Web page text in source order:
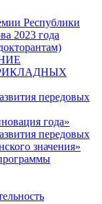
Республики
2023 года
передовых
года»
передовых
значения»